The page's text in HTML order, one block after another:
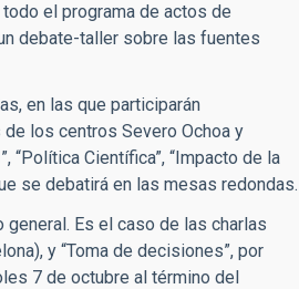
el programa de actos de
debate-taller sobre las fuentes
en las que participarán
los centros Severo Ochoa y
Científica”, “Impacto de la
se debatirá en las mesas redondas.
Es el caso de las charlas
y “Toma de decisiones”, por
7 de octubre al término del